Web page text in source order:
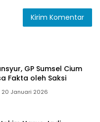
GP Sumsel Cium
Fakta oleh Saksi
20 Januari 2026